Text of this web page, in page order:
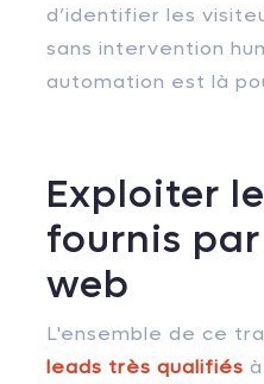
d’identifier les
sans intervention
automation est là
Exploiter
fournis
web
L'ensemble de ce
leads très qualifiés